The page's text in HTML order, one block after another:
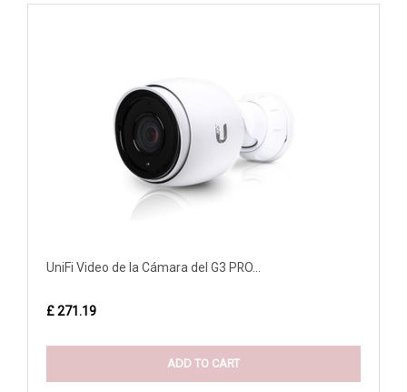
UniFi Video de la Cámara del G3 PRO...
£ 271.19
ADD TO CART